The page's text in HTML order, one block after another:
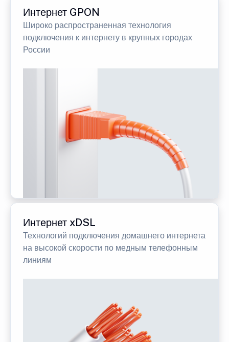
Интернет GPON
Широко распространенная технология
подключения к интернету в крупных городах
России
Интернет xDSL
Технологий подключения домашнего интернета
на высокой скорости по медным телефонным
линиям